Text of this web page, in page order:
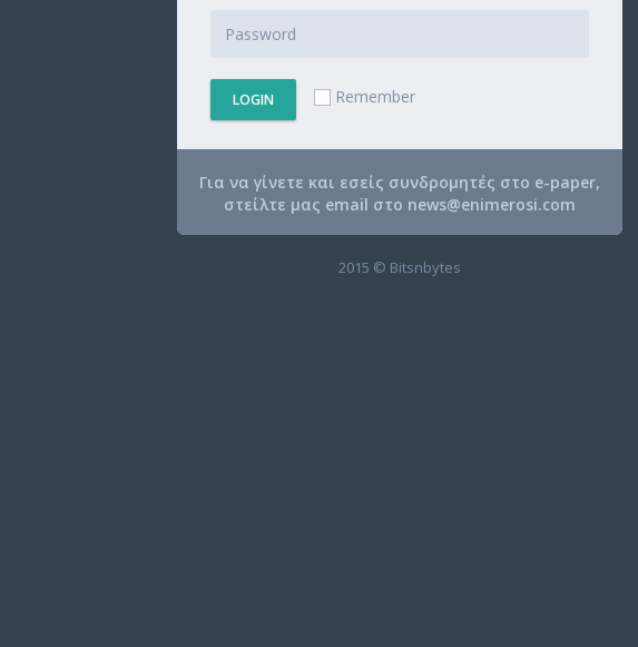
LOGIN Remember
Για να γίνετε και εσείς συνδρομητές στο e-paper,
στείλτε μας email στο news@enimerosi.com
2015 © Bitsnbytes